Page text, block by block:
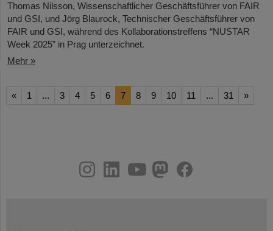
Thomas Nilsson, Wissenschaftlicher Geschäftsführer von FAIR
und GSI, und Jörg Blaurock, Technischer Geschäftsführer von
FAIR und GSI, während des Kollaborationstreffens “NUSTAR
Week 2025” in Prag unterzeichnet.
Mehr »
« 1 ... 3 4 5 6 7 8 9 10 11 ... 31 »
youtube
helmholtz.social
facebook